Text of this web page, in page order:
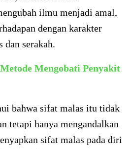
ilmu menjadi amal,
dengan karakter
dan serakah.
Mengobati Penyakit
bahwa sifat malas itu tidak
tetapi hanya mengandalkan
sifat malas pada diri